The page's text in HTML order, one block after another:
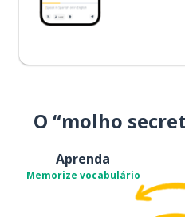
O “molho
Aprenda
Memorize vocabulário